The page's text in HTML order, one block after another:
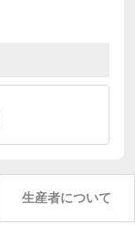
生産者について